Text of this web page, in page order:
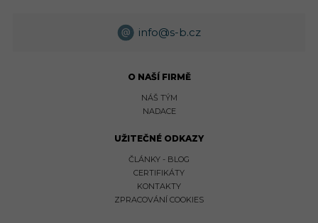
info@s-b.cz
O NAŠÍ FIRMĚ
NÁŠ TÝM
NADACE
UŽITEČNÉ ODKAZY
ČLÁNKY - BLOG
CERTIFIKÁTY
KONTAKTY
ZPRACOVÁNÍ COOKIES